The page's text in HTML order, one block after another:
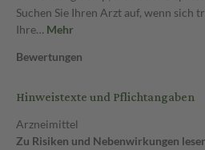
Suchen Sie Ihren Arzt auf, wenn sich
Ihre… Mehr
Bewertungen
Hinweistexte und Pflichtangaben
Arzneimittel
Zu Risiken und Nebenwirkungen